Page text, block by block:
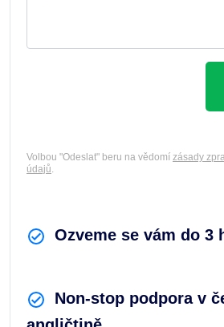
Ozveme se vám do 3
Non-stop podpora v
Volbou "Odeslat" beru na vědomí zásady
údajů.